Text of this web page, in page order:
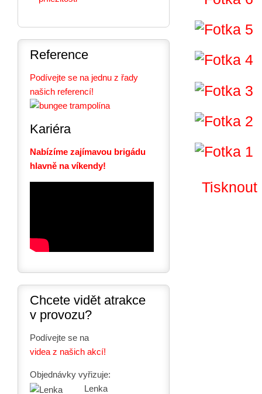
Tisknout
Reference
Podívejte se na jednu z řady
našich referencí!
Kariéra
Nabízíme zajímavou brigádu
hlavně na víkendy!
Chcete vidět atrakce
v provozu?
Podívejte se na
videa z našich akcí!
Objednávky vyřizuje:
Lenka